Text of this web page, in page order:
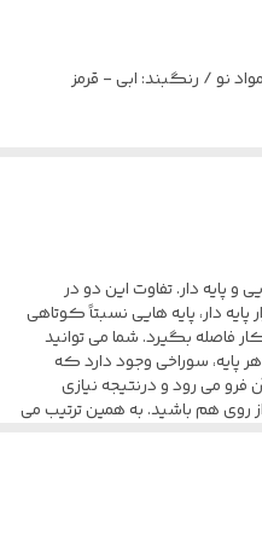
و پایه دار. تفاوت این دو در
دار، پایه هایی نسبتاً کوتاهی
فاصله بگیرد. شما می توانید
پایه، سوراخی وجود دارد که
فرو می رود و درنتیجه نیازی
روی هم باشید. به همین ترتیب می
دارد . دهانه ی پالت ابزار پایه دار